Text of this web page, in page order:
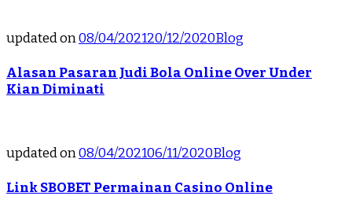
updated on08/04/202120/12/2020Blog
Alasan Pasaran Judi Bola Online Over Under
Kian Diminati
updated on08/04/202106/11/2020Blog
Link SBOBET Permainan Casino Online